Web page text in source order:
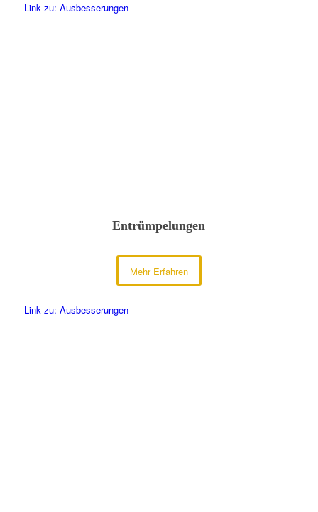
Link zu: Ausbesserungen
Entrümpelungen
Mehr Erfahren
Link zu: Ausbesserungen